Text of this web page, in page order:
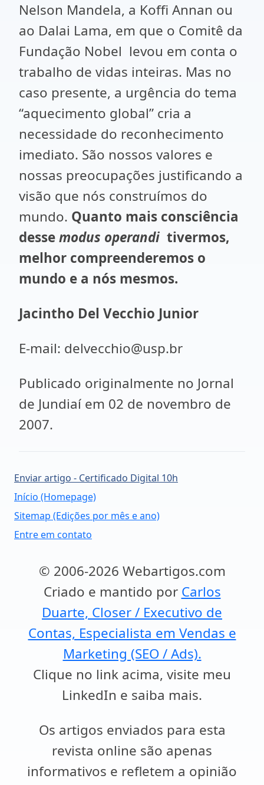
Nelson Mandela, a Koffi Annan ou
ao Dalai Lama, em que o Comitê da
Fundação Nobel levou em conta o
trabalho de vidas inteiras. Mas no
caso presente, a urgência do tema
“aquecimento global” cria a
necessidade do reconhecimento
imediato. São nossos valores e
nossas preocupações justificando a
visão que nós construímos do
mundo. Quanto mais consciência
dessemodus operandi tivermos,
melhor compreenderemos o
mundo e a nós mesmos.
Jacintho Del Vecchio Junior
E-mail: delvecchio@usp.br
Publicado originalmente no Jornal
de Jundiaí em 02 de novembro de
2007.
Enviar artigo - Certificado Digital 10h
Início (Homepage)
Sitemap (Edições por mês e ano)
Entre em contato
© 2006-2026 Webartigos.com
Criado e mantido por Carlos
Duarte, Closer / Executivo de
Contas, Especialista em Vendas e
Marketing (SEO / Ads).
Clique no link acima, visite meu
LinkedIn e saiba mais.
Os artigos enviados para esta
revista online são apenas
informativos e refletem a opinião